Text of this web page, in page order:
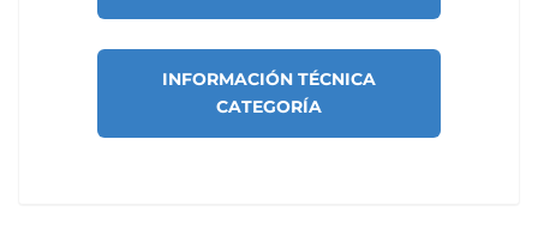
INFORMACIÓN TÉCNICA
CATEGORÍA